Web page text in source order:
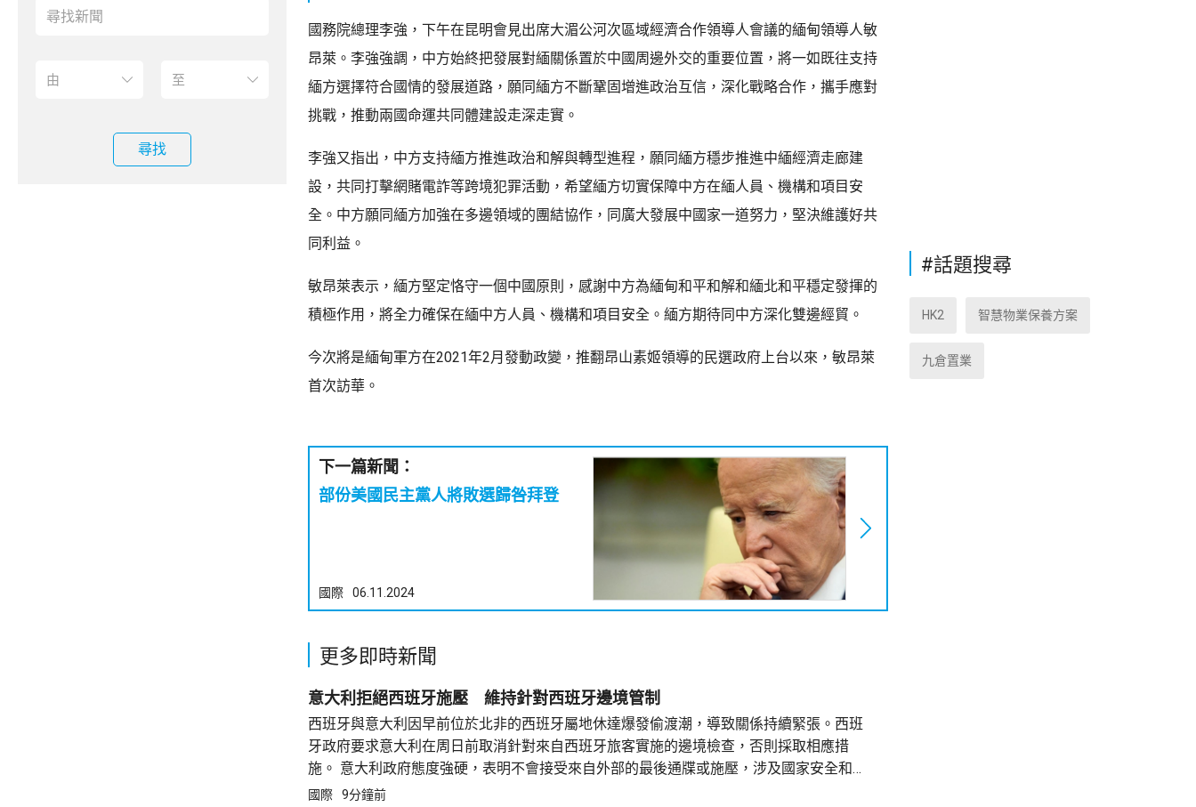
尋找
國務院總理李強，下午在昆明會見出席大湄公河次區域經濟合作領導人會議的緬甸領導人敏
昂萊。李強強調，中方始終把發展對緬關係置於中國周邊外交的重要位置，將一如既往支持
緬方選擇符合國情的發展道路，願同緬方不斷鞏固增進政治互信，深化戰略合作，攜手應對
挑戰，推動兩國命運共同體建設走深走實。
李強又指出，中方支持緬方推進政治和解與轉型進程，願同緬方穩步推進中緬經濟走廊建
設，共同打擊網賭電詐等跨境犯罪活動，希望緬方切實保障中方在緬人員、機構和項目安
全。中方願同緬方加強在多邊領域的團結協作，同廣大發展中國家一道努力，堅決維護好共
同利益。
敏昂萊表示，緬方堅定恪守一個中國原則，感謝中方為緬甸和平和解和緬北和平穩定發揮的
積極作用，將全力確保在緬中方人員、機構和項目安全。緬方期待同中方深化雙邊經貿。
今次將是緬甸軍方在2021年2月發動政變，推翻昂山素姬領導的民選政府上台以來，敏昂萊
首次訪華。
下一篇新聞：
部份美國民主黨人將敗選歸咎拜登
國際 06.11.2024
更多即時新聞
意大利拒絕西班牙施壓 維持針對西班牙邊境管制
西班牙與意大利因早前位於北非的西班牙屬地休達爆發偷渡潮，導致關係持續緊張。西班
牙政府要求意大利在周日前取消針對來自西班牙旅客實施的邊境檢查，否則採取相應措
施。 意大利政府態度強硬，表明不會接受來自外部的最後通牒或施壓，涉及國家安全和邊
境管理事務將自主作出決定。意大利會維持針對經西班牙入境第三國公民的邊境管控措
國際 9分鐘前
#話題搜尋
HK2 智慧物業保養方案
九倉置業